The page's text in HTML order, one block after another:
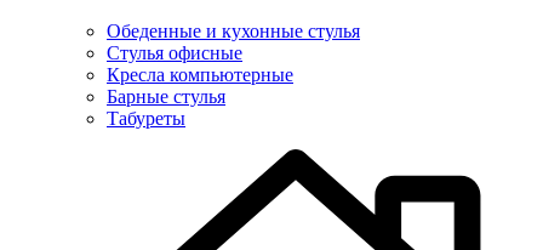
Обеденные и кухонные стулья
Стулья офисные
Кресла компьютерные
Барные стулья
Табуреты